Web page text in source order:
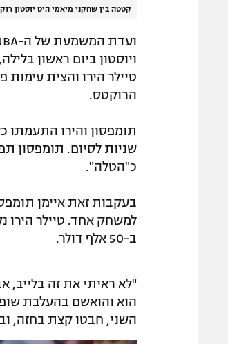
קטטה בין שחקני מיאמי היט יוסטון
ויוסטון ביום ראשון
הרוקטס.
שניות לסיום. תומפסון
כ"הטלה".
בעקבות זאת איימן
ב-50 אלף דולר.
"לא ראיתי את זה בלייב,
הוא והואשם בהעלבת
השני, חבטו קצת בחזה,